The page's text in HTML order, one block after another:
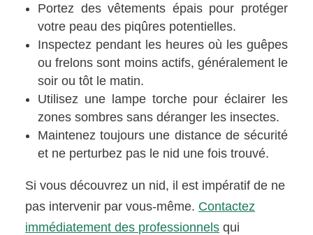
Portez des vêtements épais pour protéger
votre peau des piqûres potentielles.
Inspectez pendant les heures où les guêpes
ou frelons sont moins actifs, généralement le
soir ou tôt le matin.
Utilisez une lampe torche pour éclairer les
zones sombres sans déranger les insectes.
Maintenez toujours une distance de sécurité
et ne perturbez pas le nid une fois trouvé.
Si vous découvrez un nid, il est impératif de ne
pas intervenir par vous-même. Contactez
immédiatement des professionnels qui